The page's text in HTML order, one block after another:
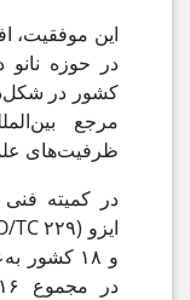
این موفقیت،
در حوزه
کشور در
مرجع
ظرفیت‌های
در کمیته فنی
و ۱۸